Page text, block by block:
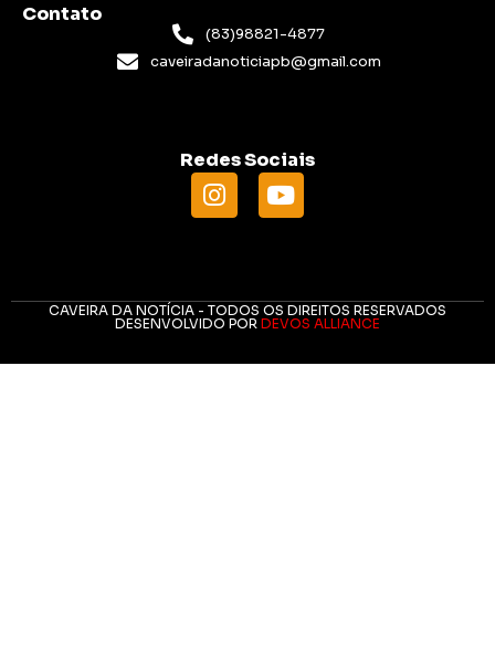
Contato
(83)98821-4877
caveiradanoticiapb@gmail.com
Redes Sociais
CAVEIRA DA NOTÍCIA - TODOS OS DIREITOS RESERVADOS
DESENVOLVIDO POR DEVOS ALLIANCE